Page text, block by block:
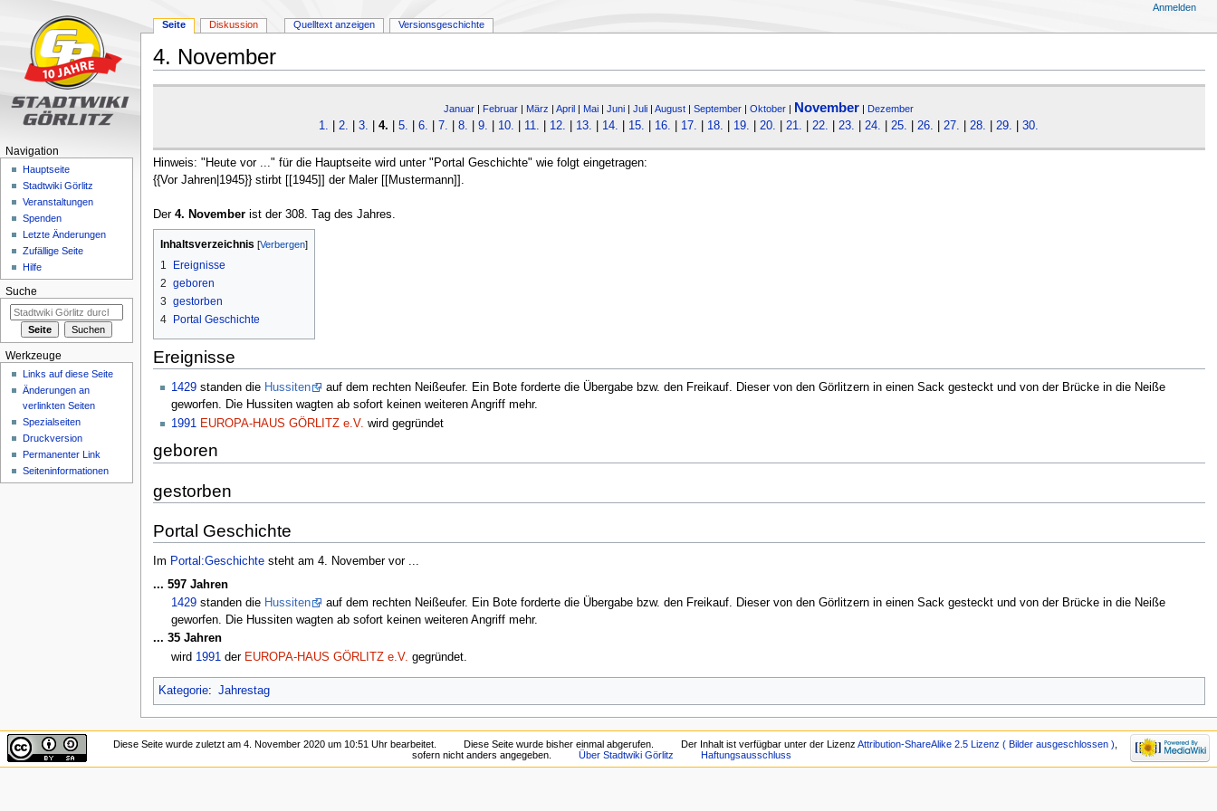
4. November
Januar | Februar | März |April | Mai |Juni |Juli |August |September |Oktober | November | Dezember
1. |2. |3. |4. |5. |6. |7. |8. |9. 10. 11. 12. 13. 14. 15. 16. 17. 18. 19. |20. |21. |22. |23. |24. |25. |26. |27. |28. |29. |30.
Hinweis: "Heute vor ..." für die Hauptseite wird unter "Portal Geschichte" wie folgt eingetragen:
{{Vor Jahren|1945}} stirbt [[1945]] der Maler [[Mustermann]].
Der 4. Novemberist der 308. Tag des Jahres.
Inhaltsverzeichnis
1
Ereignisse
2 geboren
3 gestorben
4
Portal Geschichte
Ereignisse
1429standen die Hussiten
auf dem rechten Neißeufer. Ein Bote forderte die Übergabe bzw. den Freikauf. Dieser von den Görlitzern in einen Sack gesteckt und von der Brücke in die Neiße
geworfen. Die Hussiten wagten ab sofort keinen weiteren Angriff mehr.
1991
EUROPA-HAUS GÖRLITZ e.V. wird gegründet
geboren
gestorben
Portal Geschichte
Im Portal:Geschichtesteht am 4. November vor ...
... 597 Jahren
1429standen die Hussiten
auf dem rechten Neißeufer. Ein Bote forderte die Übergabe bzw. den Freikauf. Dieser von den Görlitzern in einen Sack gesteckt und von der Brücke in die Neiße
geworfen. Die Hussiten wagten ab sofort keinen weiteren Angriff mehr.
... 35 Jahren
wird 1991 der EUROPA-HAUS GÖRLITZ e.V. gegründet.
Kategorie: Jahrestag
Seite Diskussion Quelltext anzeigen Versionsgeschichte
Anmelden
Navigation
Hauptseite
Stadtwiki Görlitz
Veranstaltungen
Spenden
Letzte Änderungen
Zufällige Seite
Hilfe
Suche
Werkzeuge
Links auf diese Seite
Änderungen an
verlinkten Seiten
Spezialseiten
Druckversion
Permanenter Link
Seiten­informationen
Diese Seite wurde zuletzt am 4. November 2020 um 10:51 Uhr bearbeitet. Diese Seite wurde bisher einmal abgerufen. Der Inhalt ist verfügbar unter der Lizenz Attribution-ShareAlike 2.5 Lizenz ( Bilder ausgeschlossen )
sofern nicht anders angegeben.
Über Stadtwiki Görlitz Haftungsausschluss